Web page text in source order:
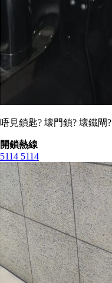
唔見鎖匙? 壞門鎖? 壞鐵閘?
開鎖熱線
5114 5114